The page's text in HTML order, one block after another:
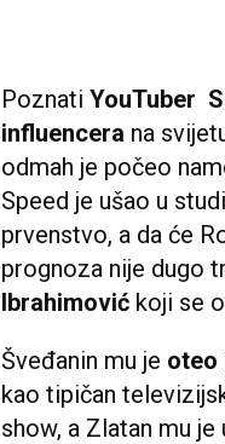
Poznati YouTuber
influencera na
odmah je počeo
Speed je ušao u
prvenstvo, a da će
prognoza nije dugo
Ibrahimović koji se
Šveđanin mu je oteo
kao tipičan
show, a Zlatan mu